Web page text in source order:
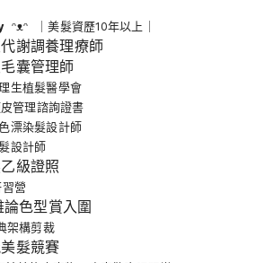
ᵔᴥᵔ ｜美髮資歷10年以上｜
謝調養理療師
囊管理師
生植髮醫學會
皮管理諮詢證書
漂染髮設計師
設計師
級證照
營
色型賞入圍
架構剪裁
髮競賽